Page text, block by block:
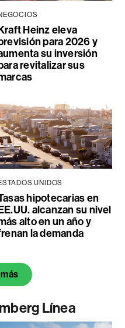
Heinz eleva
para 2026 y
su inversión
revitalizar sus
UNIDOS
hipotecarias en
alcanzan su nivel
alto en un año y
la demanda
Línea